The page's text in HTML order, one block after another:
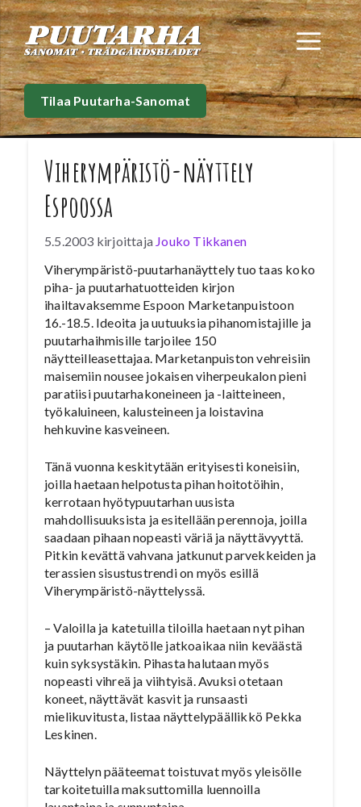
Siirry
sisältöön
Tilaa Puutarha-Sanomat
Viherympäristö-näyttely
Espoossa
5.5.2003 kirjoittaja Jouko Tikkanen
Viherympäristö-puutarhanäyttely tuo taas koko
piha- ja puutarhatuotteiden kirjon
ihailtavaksemme Espoon Marketanpuistoon
16.-18.5. Ideoita ja uutuuksia pihanomistajille ja
puutarhaihmisille tarjoilee 150
näytteilleasettajaa. Marketanpuiston vehreisiin
maisemiin nousee jokaisen viherpeukalon pieni
paratiisi puutarhakoneineen ja -laitteineen,
työkaluineen, kalusteineen ja loistavina
hehkuvine kasveineen.
Tänä vuonna keskitytään erityisesti koneisiin,
joilla haetaan helpotusta pihan hoitotöihin,
kerrotaan hyötypuutarhan uusista
mahdollisuuksista ja esitellään perennoja, joilla
saadaan pihaan nopeasti väriä ja näyttävyyttä.
Pitkin kevättä vahvana jatkunut parvekkeiden ja
terassien sisustustrendi on myös esillä
Viherympäristö-näyttelyssä.
– Valoilla ja katetuilla tiloilla haetaan nyt pihan
ja puutarhan käytölle jatkoaikaa niin keväästä
kuin syksystäkin. Pihasta halutaan myös
nopeasti vihreä ja viihtyisä. Avuksi otetaan
koneet, näyttävät kasvit ja runsaasti
mielikuvitusta, listaa näyttelypäällikkö Pekka
Leskinen.
Näyttelyn pääteemat toistuvat myös yleisölle
tarkoitetuilla maksuttomilla luennoilla